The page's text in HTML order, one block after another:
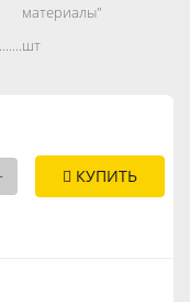
материалы"
шт
КУПИТЬ